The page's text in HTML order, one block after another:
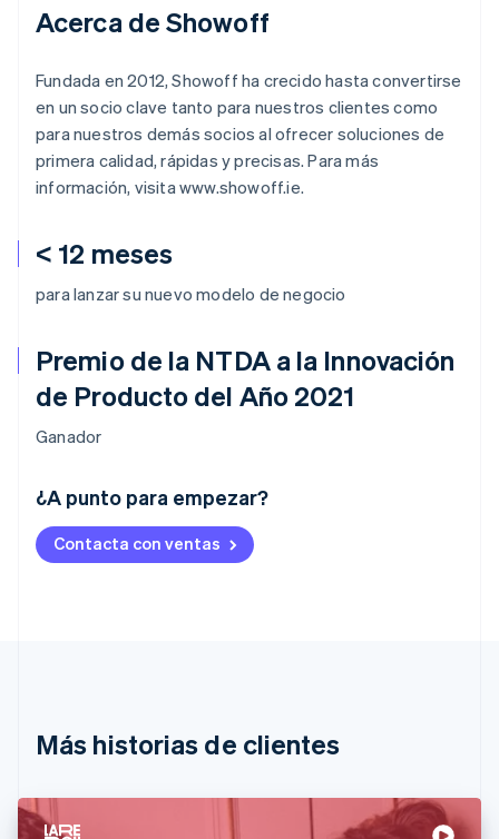
< 12 meses
para lanzar su nuevo modelo de negocio
Premio de la NTDA a la Innovación
de Producto del Año 2021
Ganador
¿A punto para empezar?
Contacta con ventas
Acerca de Showoff
Fundada en 2012, Showoff ha crecido hasta convertirse
en un socio clave tanto para nuestros clientes como
para nuestros demás socios al ofrecer soluciones de
primera calidad, rápidas y precisas. Para más
información, visita www.showoff.ie.
Más historias de clientes
Alemania
Deutsch English
Australia
English
English
Canadá
China continental
简体中文